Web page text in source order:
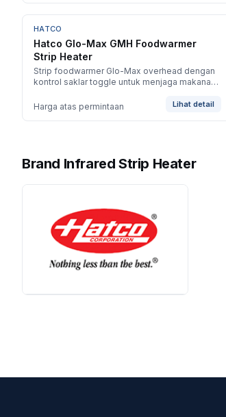
BARU
HATCO
Hatco Glo-Max GMH Foodwarmer
Strip Heater
Strip foodwarmer Glo-Max overhead dengan
kontrol saklar toggle untuk menjaga makanan
Harga atas permintaan
Lihat detail
Brand Infrared Strip Heater